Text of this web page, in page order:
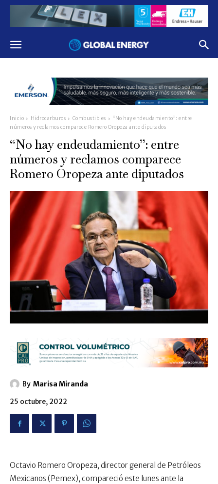
Inicio Hidrocarburos Combustibles
“No hay endeudamiento”: entre
números y reclamos comparece Romero Oropeza ante diputados
“No hay endeudamiento”: entre
números y reclamos comparece
Romero Oropeza ante diputados
By Marisa Miranda
25 octubre, 2022
Octavio Romero Oropeza, director general de Petróleos
Mexicanos (Pemex), compareció este lunes ante la